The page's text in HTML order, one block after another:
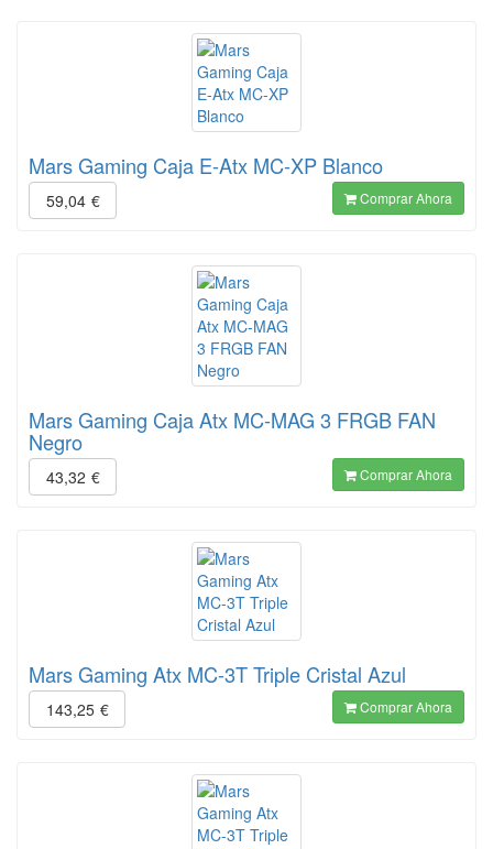
Mars Gaming Caja E-Atx MC-XP Blanco
59,04 € Comprar Ahora
Mars Gaming Caja Atx MC-MAG 3 FRGB FAN
Negro
43,32 € Comprar Ahora
Mars Gaming Atx MC-3T Triple Cristal Azul
143,25 € Comprar Ahora